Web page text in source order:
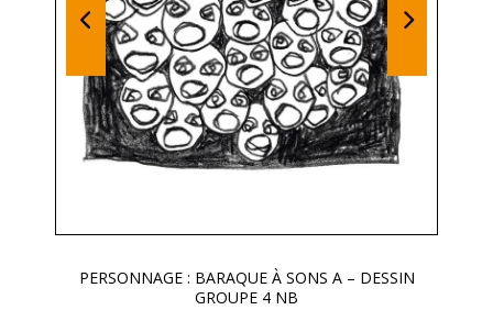
PERSONNAGE : BARAQUE À SONS A – DESSIN
GROUPE 4 NB